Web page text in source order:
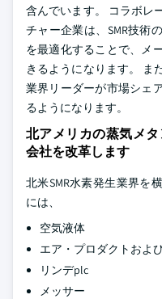
含んでいます。 コラボレ
チャー企業は、SMR技術
を最適化することで、メ
きるようになります。 ま
業界リーダーが市場シェ
るようになります。
北アメリカの蒸気メ
会社を改革します
北米SMR水素発生業界を
には、
空気液体
エア・プロダクトおよ
リンデplc
メッサー